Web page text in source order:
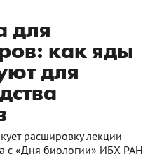
для
как яды
для
расшировку лекции
с «Дня биологии» ИБХ РАН